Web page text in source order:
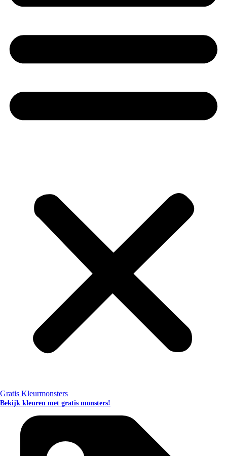
Gratis Kleurmonsters
Bekijk kleuren met gratis monsters!